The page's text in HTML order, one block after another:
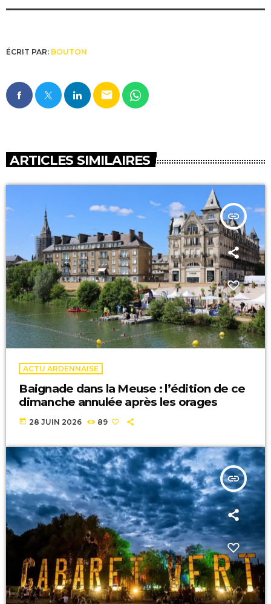
ÉCRIT PAR: BOUTON
email
ARTICLES SIMILAIRES
insert_link
ACTU ARDENNAISE
Baignade dans la Meuse : l’édition de ce
dimanche annulée après les orages
today 28 JUIN 2026 89
insert_link